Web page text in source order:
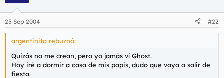
25 Sep 2004 #22
argentinita rebuznó:
Quizás no me crean, pero yo jamás ví Ghost.
Hoy iré a dormir a casa de mis papis, dudo que vaya a salir de
fiesta.